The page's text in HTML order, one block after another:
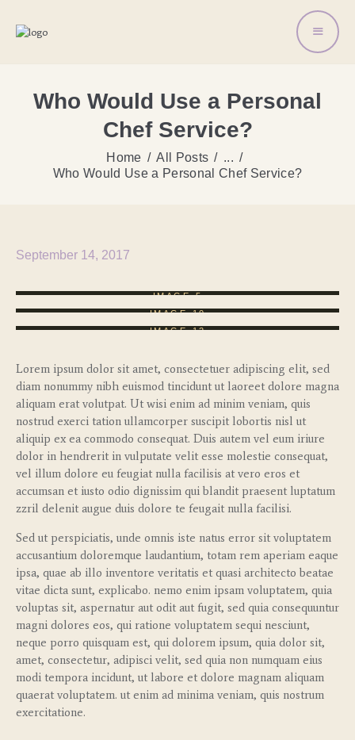
Who Would Use a Personal
Chef Service?
Home All Posts
...
Who Would Use a Personal Chef Service?
September 14, 2017
IMAGE-5
IMAGE-10
IMAGE-12
Lorem ipsum dolor sit amet, consectetuer adipiscing elit, sed
diam nonummy nibh euismod tincidunt ut laoreet dolore magna
aliquam erat volutpat. Ut wisi enim ad minim veniam, quis
nostrud exerci tation ullamcorper suscipit lobortis nisl ut
aliquip ex ea commodo consequat. Duis autem vel eum iriure
dolor in hendrerit in vulputate velit esse molestie consequat,
vel illum dolore eu feugiat nulla facilisis at vero eros et
accumsan et iusto odio dignissim qui blandit praesent luptatum
zzril delenit augue duis dolore te feugait nulla facilisi.
Sed ut perspiciatis, unde omnis iste natus error sit voluptatem
accusantium doloremque laudantium, totam rem aperiam eaque
ipsa, quae ab illo inventore veritatis et quasi architecto beatae
vitae dicta sunt, explicabo. nemo enim ipsam voluptatem, quia
voluptas sit, aspernatur aut odit aut fugit, sed quia consequuntur
magni dolores eos, qui ratione voluptatem sequi nesciunt,
neque porro quisquam est, qui dolorem ipsum, quia dolor sit,
amet, consectetur, adipisci velit, sed quia non numquam eius
modi tempora incidunt, ut labore et dolore magnam aliquam
quaerat voluptatem. ut enim ad minima veniam, quis nostrum
exercitatione.